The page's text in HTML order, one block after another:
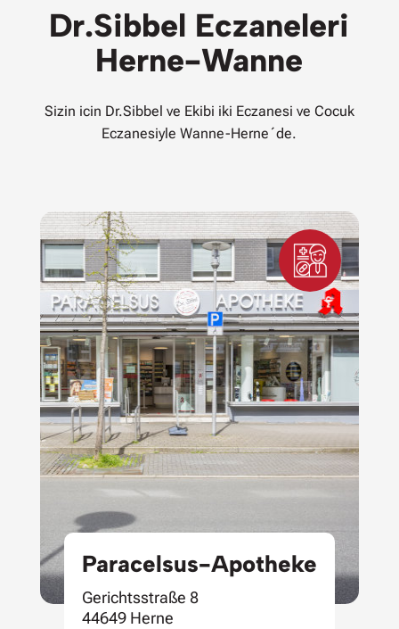
Dr.Sibbel Eczaneleri
Herne-Wanne
Sizin icin Dr.Sibbel ve Ekibi iki Eczanesi ve Cocuk
Eczanesiyle Wanne-Herne´de.
Paracelsus-Apotheke
Gerichtsstraße 8
44649 Herne